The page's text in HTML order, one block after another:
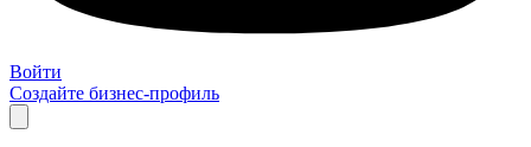
Войти
Создайте бизнес-профиль